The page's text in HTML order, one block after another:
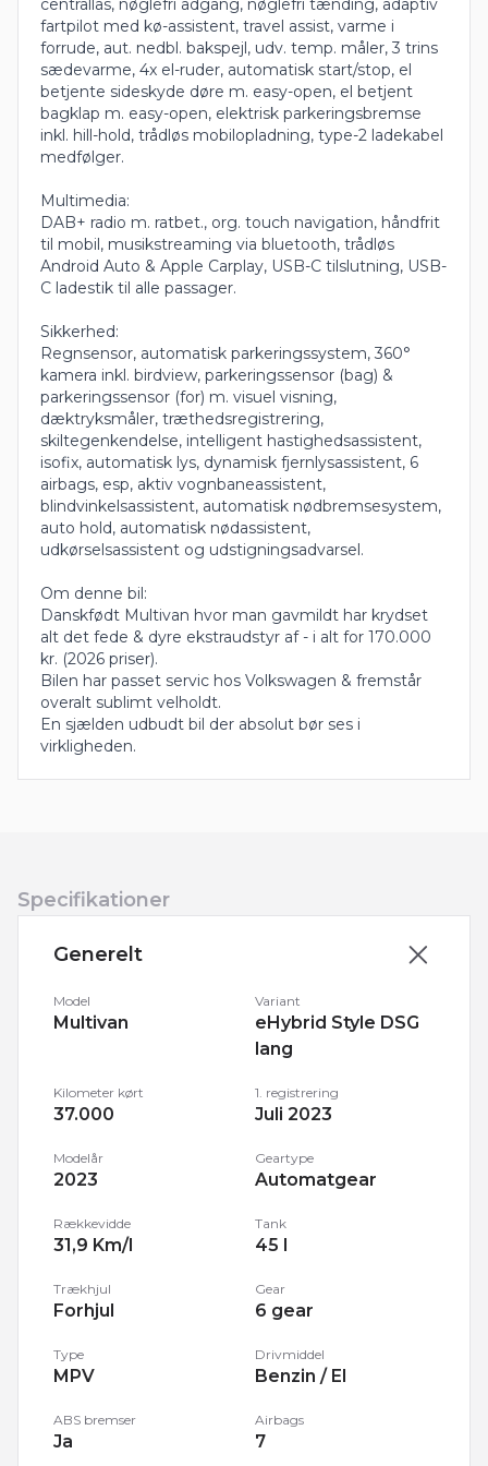
centrallås, nøglefri adgang, nøglefri tænding, adaptiv
fartpilot med kø-assistent, travel assist, varme i
forrude, aut. nedbl. bakspejl, udv. temp. måler, 3 trins
sædevarme, 4x el-ruder, automatisk start/stop, el
betjente sideskyde døre m. easy-open, el betjent
bagklap m. easy-open, elektrisk parkeringsbremse
inkl. hill-hold, trådløs mobilopladning, type-2 ladekabel
medfølger.
Multimedia:
DAB+ radio m. ratbet., org. touch navigation, håndfrit
til mobil, musikstreaming via bluetooth, trådløs
Android Auto & Apple Carplay, USB-C tilslutning, USB-
C ladestik til alle passager.
Sikkerhed:
Regnsensor, automatisk parkeringssystem, 360°
kamera inkl. birdview, parkeringssensor (bag) &
parkeringssensor (for) m. visuel visning,
dæktryksmåler, træthedsregistrering,
skiltegenkendelse, intelligent hastighedsassistent,
isofix, automatisk lys, dynamisk fjernlysassistent, 6
airbags, esp, aktiv vognbaneassistent,
blindvinkelsassistent, automatisk nødbremsesystem,
auto hold, automatisk nødassistent,
udkørselsassistent og udstigningsadvarsel.
Om denne bil:
Danskfødt Multivan hvor man gavmildt har krydset
alt det fede & dyre ekstraudstyr af - i alt for 170.000
kr. (2026 priser).
Bilen har passet servic hos Volkswagen & fremstår
overalt sublimt velholdt.
En sjælden udbudt bil der absolut bør ses i
virkligheden.
Specifikationer
Generelt
Model
Multivan
Variant
eHybrid Style DSG
lang
Kilometer kørt
37.000
1. registrering
Juli 2023
Modelår
2023
Geartype
Automatgear
Rækkevidde
31,9 Km/l
Tank
45 l
Trækhjul
Forhjul
Gear
6 gear
Type
MPV
Drivmiddel
Benzin / El
ABS bremser
Ja
Airbags
7